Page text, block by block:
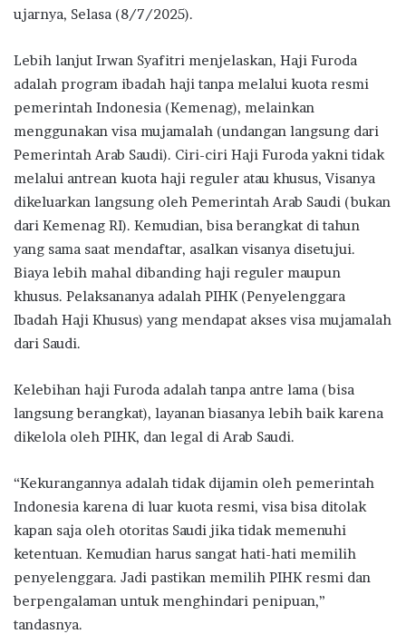
ujarnya, Selasa (8/7/2025).
Lebih lanjut Irwan Syafitri menjelaskan, Haji Furoda
adalah program ibadah haji tanpa melalui kuota resmi
pemerintah Indonesia (Kemenag), melainkan
menggunakan visa mujamalah (undangan langsung dari
Pemerintah Arab Saudi). Ciri-ciri Haji Furoda yakni tidak
melalui antrean kuota haji reguler atau khusus, Visanya
dikeluarkan langsung oleh Pemerintah Arab Saudi (bukan
dari Kemenag RI). Kemudian, bisa berangkat di tahun
yang sama saat mendaftar, asalkan visanya disetujui.
Biaya lebih mahal dibanding haji reguler maupun
khusus. Pelaksananya adalah PIHK (Penyelenggara
Ibadah Haji Khusus) yang mendapat akses visa mujamalah
dari Saudi.
Kelebihan haji Furoda adalah tanpa antre lama (bisa
langsung berangkat), layanan biasanya lebih baik karena
dikelola oleh PIHK, dan legal di Arab Saudi.
“Kekurangannya adalah tidak dijamin oleh pemerintah
Indonesia karena di luar kuota resmi, visa bisa ditolak
kapan saja oleh otoritas Saudi jika tidak memenuhi
ketentuan. Kemudian harus sangat hati-hati memilih
penyelenggara. Jadi pastikan memilih PIHK resmi dan
berpengalaman untuk menghindari penipuan,”
tandasnya.